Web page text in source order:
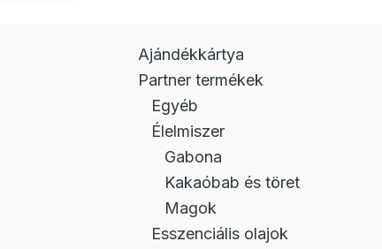
Ajándékkártya
Partner termékek
Egyéb
Élelmiszer
Gabona
Kakaóbab és töret
Magok
Esszenciális olajok